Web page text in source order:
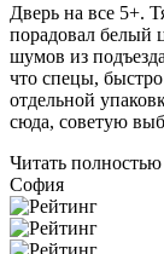
Дверь на все 5+.
порадовал белый
шумов из
что спецы,
отдельной
сюда, советую
Читать полностью
София